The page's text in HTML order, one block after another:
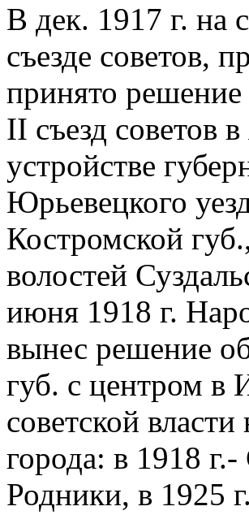
В дек. 1917 г. на
съезде советов,
принято решение
II съезд советов
устройстве
Юрьевецкого
Костромской
волостей
июня 1918 г.
вынес решение
губ. с центром в
советской
города: в 1918
Родники, в 1925